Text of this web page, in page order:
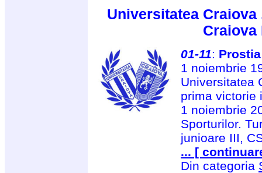
Universitatea
Craiova
01-11:
1 noiembrie
Universitatea
prima victorie
1 noiembrie
Sporturilor.
junioare III,
... [
Din categoria